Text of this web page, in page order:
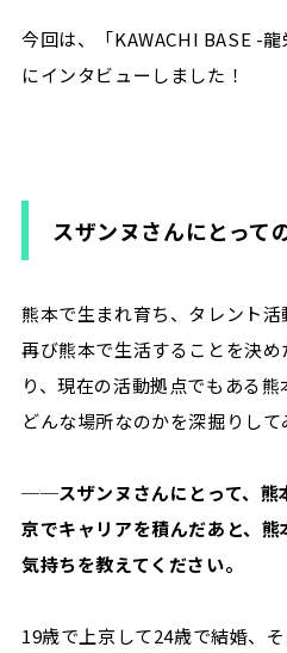
今回は、「KAWACHI BASE -
にインタビューしました！
スザンヌさんにとって
熊本で生まれ育ち、タレント活
再び熊本で生活することを決
り、現在の活動拠点でもある
どんな場所なのかを深掘りして
──スザンヌさんにとって、熊
京でキャリアを積んだあと、
気持ちを教えてください。
19歳で上京して24歳で結婚、